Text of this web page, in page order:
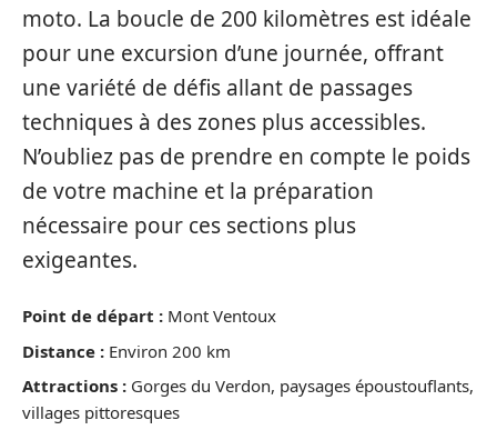
moto. La boucle de 200 kilomètres est idéale
pour une excursion d’une journée, offrant
une variété de défis allant de passages
techniques à des zones plus accessibles.
N’oubliez pas de prendre en compte le poids
de votre machine et la préparation
nécessaire pour ces sections plus
exigeantes.
Point de départ : Mont Ventoux
Distance : Environ 200 km
Attractions : Gorges du Verdon, paysages époustouflants,
villages pittoresques